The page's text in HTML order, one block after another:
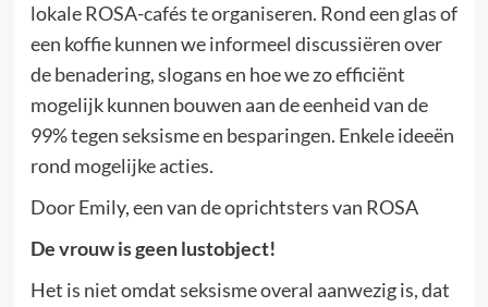
lokale ROSA-cafés te organiseren. Rond een glas of
een koffie kunnen we informeel discussiëren over
de benadering, slogans en hoe we zo efficiënt
mogelijk kunnen bouwen aan de eenheid van de
99% tegen seksisme en besparingen. Enkele ideeën
rond mogelijke acties.
Door Emily, een van de oprichtsters van ROSA
De vrouw is geen lustobject!
Het is niet omdat seksisme overal aanwezig is, dat